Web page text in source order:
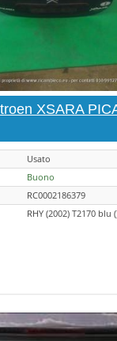
XSARA
Usato
Buono
RC0002186379
RHY (2002) T2170